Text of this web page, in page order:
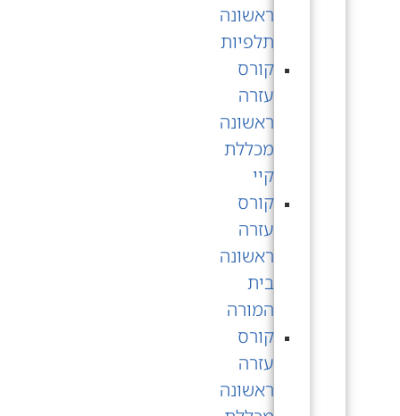
ראשונה
תלפיות
קורס
עזרה
ראשונה
מכללת
קיי
קורס
עזרה
ראשונה
בית
המורה
קורס
עזרה
ראשונה